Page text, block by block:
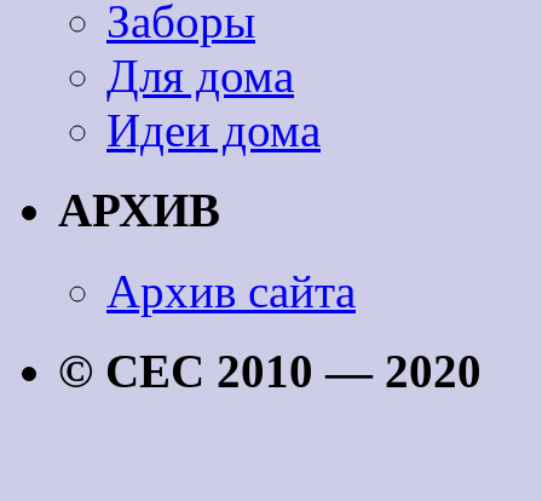
Заборы
Для дома
Идеи дома
АРХИВ
Архив сайта
© CEC 2010 — 2020